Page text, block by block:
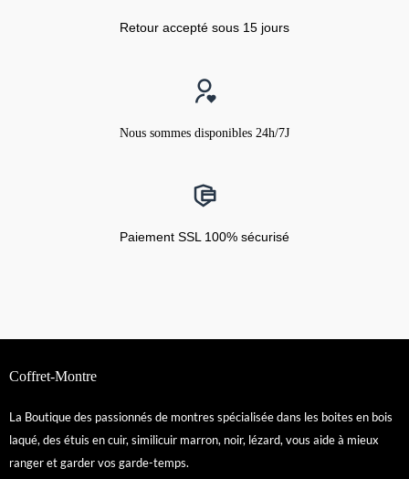
Retour accepté sous 15 jours
Nous sommes disponibles 24h/7J
Paiement SSL 100% sécurisé
Coffret-Montre
La Boutique des passionnés de montres spécialisée dans les boites en bois
laqué, des étuis en cuir, similicuir marron, noir, lézard, vous aide à mieux
ranger et garder vos garde-temps.